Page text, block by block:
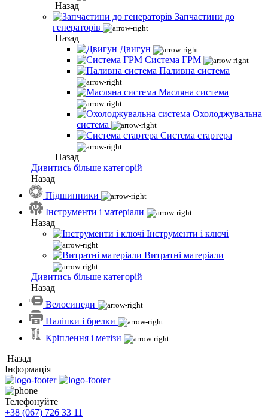
Назад
Запчастини до
генераторів
Назад
Двигун
Система ГРМ
Паливна система
Масляна система
Охолоджувальна
система
Система стартера
Назад
Дивитись більше категорій
Назад
Підшипники
Інструменти і матеріали
Назад
Інструменти і ключі
Витратні матеріали
Дивитись більше категорій
Назад
Велосипеди
Наліпки і брелки
Кріплення і метізи
Назад
Інформація
Телефонуйте
+38 (067) 726 33 11